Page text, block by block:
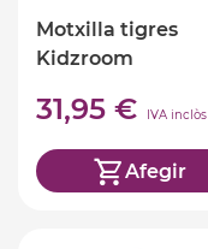
Motxilla tigres
Kidzroom
31,95 € IVA inclòs
Afegir